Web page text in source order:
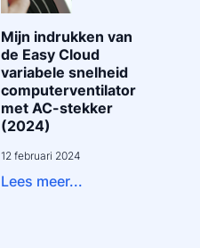
Mijn indrukken van
de Easy Cloud
variabele snelheid
computerventilator
met AC-stekker
(2024)
12 februari 2024
Lees meer...